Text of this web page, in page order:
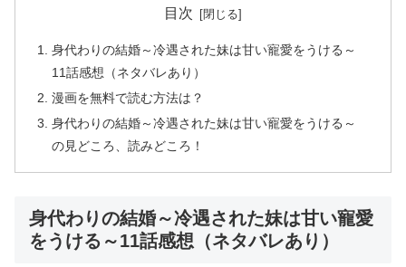
目次
身代わりの結婚～冷遇された妹は甘い寵愛をうける～
11話感想（ネタバレあり）
漫画を無料で読む方法は？
身代わりの結婚～冷遇された妹は甘い寵愛をうける～
の見どころ、読みどころ！
身代わりの結婚～冷遇された妹は甘い寵愛
をうける～11話感想（ネタバレあり）